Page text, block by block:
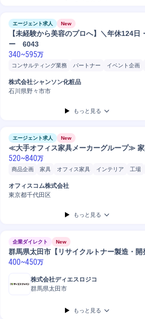
エージェント求人 New
【未経験から美容のプロへ】＼年休124
ー 6043
340~595万
コンサルティング業務 パートナー イベント企画
普通自動車
株式会社シャンソン化粧品
石川県野々市市
もっと見る
エージェント求人 New
≪大手オフィス家具メーカーグループ≫ 家
520~840万
商品企画 家具 オフィス家具 インテリア 工場
オフィスコム株式会社
東京都千代田区
もっと見る
企業ダイレクト New
群馬県太田市【リサイクルトナー製造・
400~450万
株式会社ディエスロジコ
群馬県太田市
もっと見る